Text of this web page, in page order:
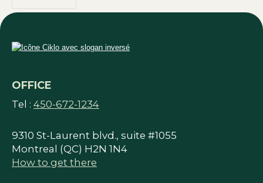
OFFICE
Tel : 450-672-1234
9310 St-Laurent blvd., suite #1055
Montreal (QC) H2N 1N4
How to get there